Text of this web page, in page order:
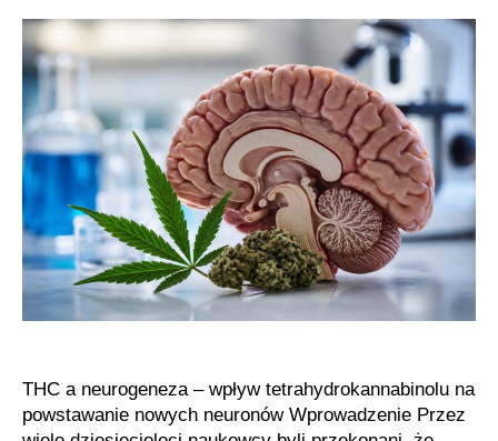
może
pobudzać
procesy
regeneracyjne
mózgu
THC a neurogeneza – wpływ tetrahydrokannabinolu na
powstawanie nowych neuronów Wprowadzenie Przez